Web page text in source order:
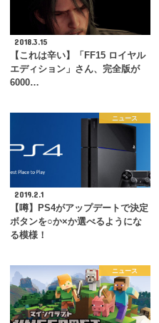
2018.3.15
【これは辛い】「FF15 ロイヤル
エディション」さん、完全版が
6000…
ニュース
2019.2.1
【噂】PS4がアップデートで決定
ボタンを○か×か選べるようにな
る模様！
ニュース